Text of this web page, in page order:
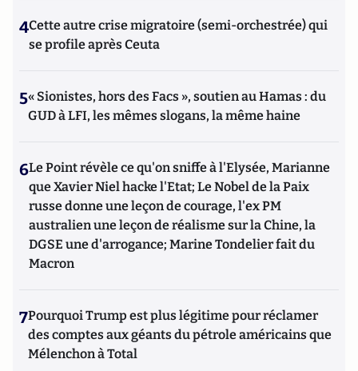
4Cette autre crise migratoire (semi-orchestrée) qui
se profile après Ceuta
5« Sionistes, hors des Facs », soutien au Hamas : du
GUD à LFI, les mêmes slogans, la même haine
6Le Point révèle ce qu'on sniffe à l'Elysée, Marianne
que Xavier Niel hacke l'Etat; Le Nobel de la Paix
russe donne une leçon de courage, l'ex PM
australien une leçon de réalisme sur la Chine, la
DGSE une d'arrogance; Marine Tondelier fait du
Macron
7Pourquoi Trump est plus légitime pour réclamer
des comptes aux géants du pétrole américains que
Mélenchon à Total